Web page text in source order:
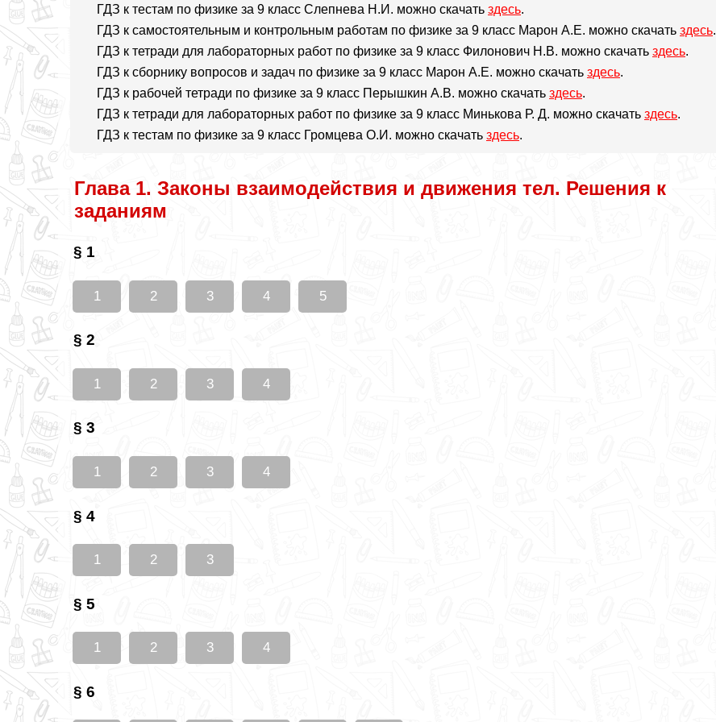
ГДЗ к тестам по физике за 9 класс Слепнева Н.И. можно скачать здесь.
ГДЗ к самостоятельным и контрольным работам по физике за 9 класс Марон А.Е. можно скачать здесь.
ГДЗ к тетради для лабораторных работ по физике за 9 класс Филонович Н.В. можно скачать здесь.
ГДЗ к сборнику вопросов и задач по физике за 9 класс Марон А.Е. можно скачать здесь.
ГДЗ к рабочей тетради по физике за 9 класс Перышкин А.В. можно скачать здесь.
ГДЗ к тетради для лабораторных работ по физике за 9 класс Минькова Р. Д. можно скачать здесь.
ГДЗ к тестам по физике за 9 класс Громцева О.И. можно скачать здесь.
Глава 1. Законы взаимодействия и движения тел. Решения к
заданиям
§ 1
1 2 3 4 5
§ 2
1 2 3 4
§ 3
1 2 3 4
§ 4
1 2 3
§ 5
1 2 3 4
§ 6